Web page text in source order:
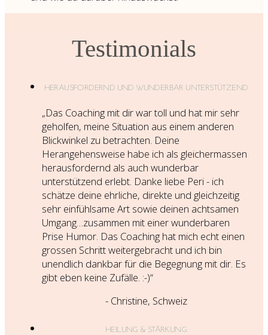
Testimonials
HERAUSFORDERND UND WUNDERBAR UNTERSTÜTZEND
„Das Coaching mit dir war toll und hat mir sehr
geholfen, meine Situation aus einem anderen
Blickwinkel zu betrachten. Deine
Herangehensweise habe ich als gleichermassen
herausfordernd als auch wunderbar
unterstützend erlebt. Danke liebe Peri - ich
schätze deine ehrliche, direkte und gleichzeitig
sehr einfühlsame Art sowie deinen achtsamen
Umgang…zusammen mit einer wunderbaren
Prise Humor. Das Coaching hat mich echt einen
grossen Schritt weitergebracht und ich bin
unendlich dankbar für die Begegnung mit dir. Es
gibt eben keine Zufälle. :-)“
- Christine, Schweiz
HEILUNG & STÄRKUNG